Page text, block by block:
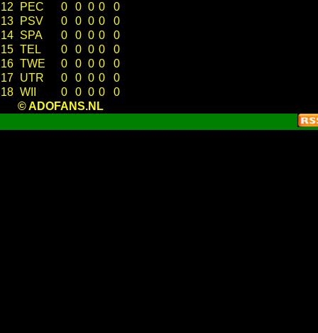
12
PEC 0 0 0 0
0
13
PSV 0 0 0 0
0
14 SPA 0 0 0 0
0
15 TEL 0 0 0 0
0
16 TWE 0 0 0 0
0
17 UTR 0 0 0 0
0
18 WII 0 0 0 0
0
© ADOFANS.NL